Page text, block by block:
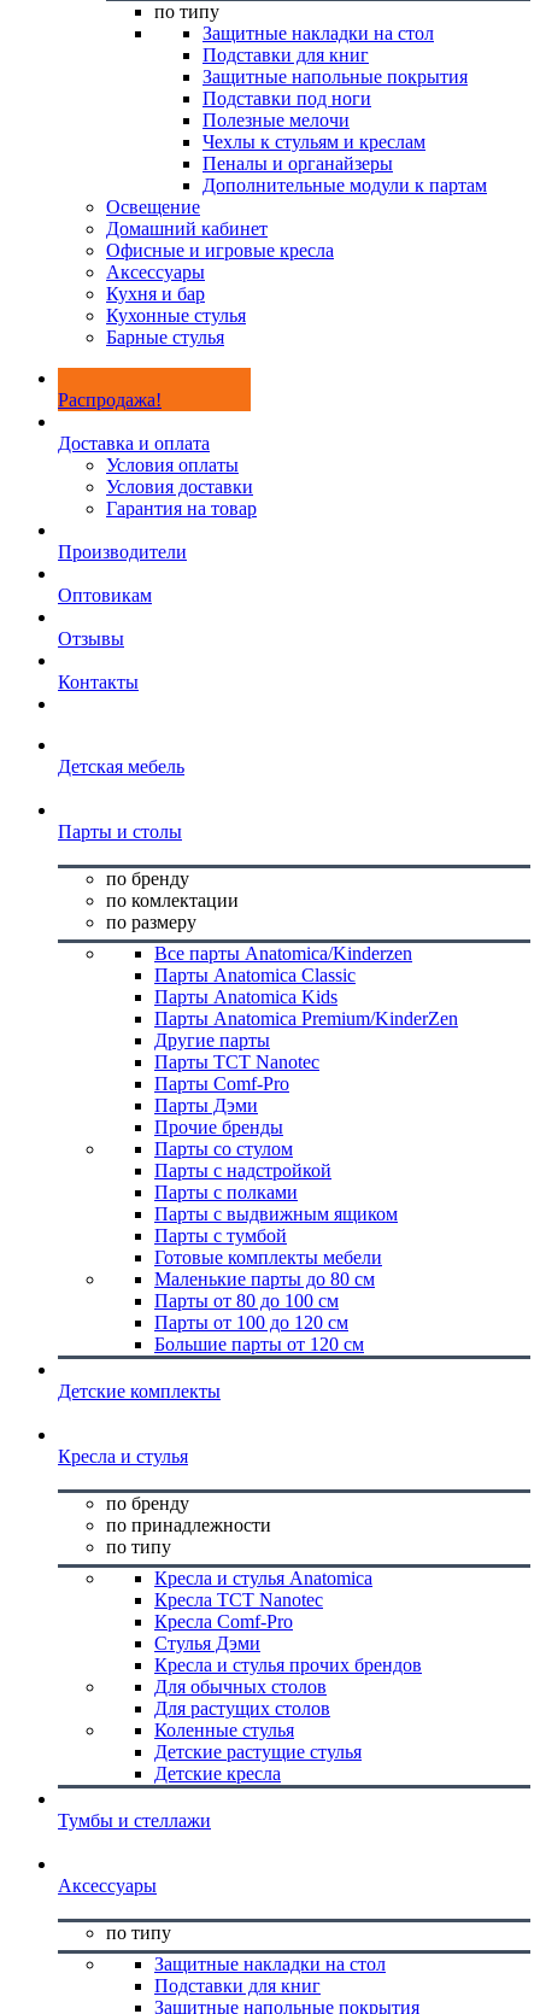
по типу
Защитные накладки на стол
Подставки для книг
Защитные напольные покрытия
Подставки под ноги
Полезные мелочи
Чехлы к стульям и креслам
Пеналы и органайзеры
Дополнительные модули к партам
Освещение
Домашний кабинет
Офисные и игровые кресла
Аксессуары
Кухня и бар
Кухонные стулья
Барные стулья
Распродажа!
Доставка и оплата
Условия оплаты
Условия доставки
Гарантия на товар
Производители
Оптовикам
Отзывы
Контакты
Детская мебель
Парты и столы
по бренду
по комлектации
по размеру
Все парты Anatomica/Kinderzen
Парты Anatomica Classic
Парты Anatomica Kids
Парты Anatomica Premium/KinderZen
Другие парты
Парты TCT Nanotec
Парты Comf-Pro
Парты Дэми
Прочие бренды
Парты со стулом
Парты с надстройкой
Парты с полками
Парты с выдвижным ящиком
Парты с тумбой
Готовые комплекты мебели
Маленькие парты до 80 см
Парты от 80 до 100 см
Парты от 100 до 120 см
Большие парты от 120 см
Детские комплекты
Кресла и стулья
по бренду
по принадлежности
по типу
Кресла и стулья Anatomica
Кресла TCT Nanotec
Кресла Comf-Pro
Стулья Дэми
Кресла и стулья прочих брендов
Для обычных столов
Для растущих столов
Коленные стулья
Детские растущие стулья
Детские кресла
Тумбы и стеллажи
Аксессуары
по типу
Защитные накладки на стол
Подставки для книг
Защитные напольные покрытия